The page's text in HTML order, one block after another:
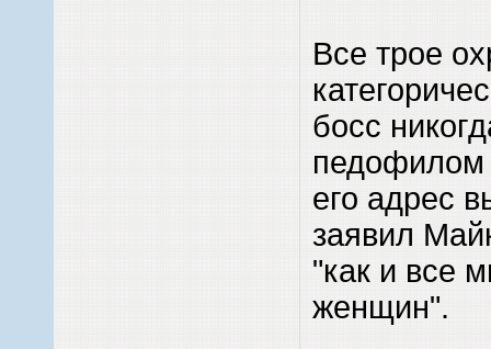
Все трое
босс
педофилом
его адрес
заявил
"как и все
женщин".